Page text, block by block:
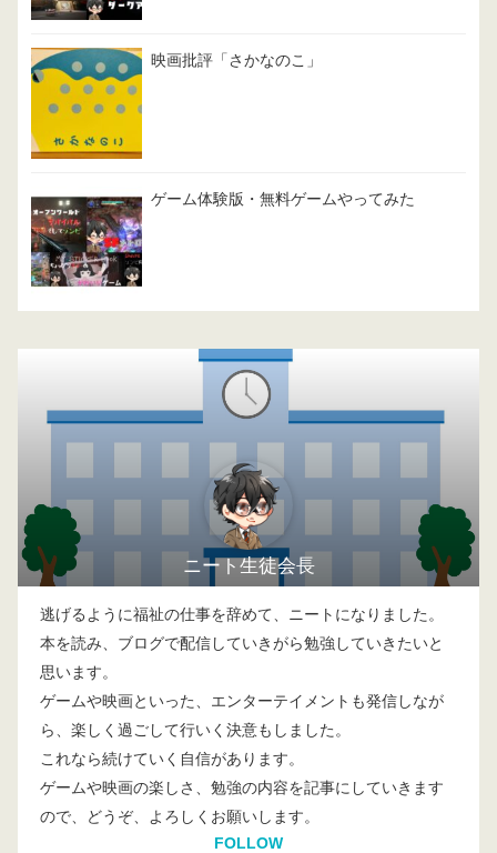
映画批評「さかなのこ」
ゲーム体験版・無料ゲームやってみた
ニート生徒会長
逃げるように福祉の仕事を辞めて、ニートになりました。
本を読み、ブログで配信していきがら勉強していきたいと
思います。
ゲームや映画といった、エンターテイメントも発信しなが
ら、楽しく過ごして行いく決意もしました。
これなら続けていく自信があります。
ゲームや映画の楽しさ、勉強の内容を記事にしていきます
ので、どうぞ、よろしくお願いします。
FOLLOW